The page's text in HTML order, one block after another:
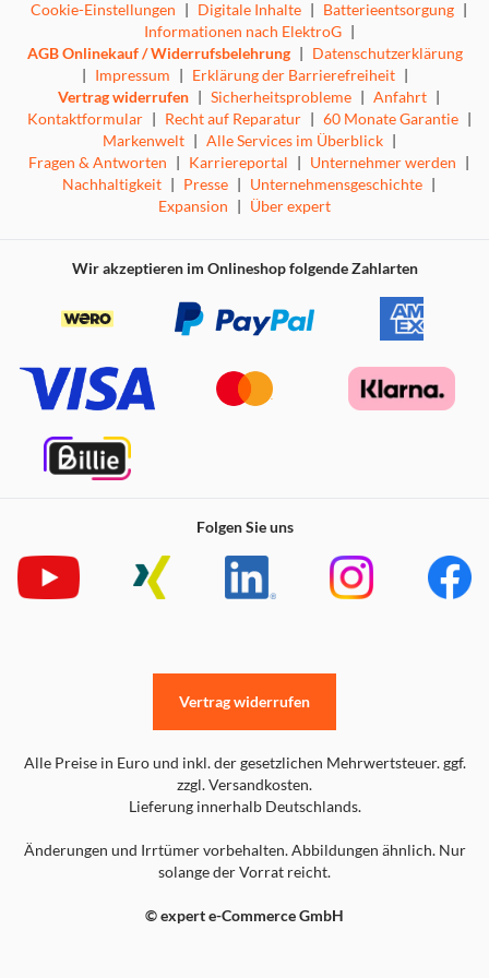
Cookie-Einstellungen | Digitale Inhalte | Batterieentsorgung |
Informationen nach ElektroG |
AGB Onlinekauf / Widerrufsbelehrung | Datenschutzerklärung
| Impressum | Erklärung der Barrierefreiheit |
Vertrag widerrufen | Sicherheitsprobleme | Anfahrt |
Kontaktformular | Recht auf Reparatur | 60 Monate Garantie |
Markenwelt | Alle Services im Überblick |
Fragen & Antworten | Karriereportal | Unternehmer werden |
Nachhaltigkeit | Presse | Unternehmensgeschichte |
Expansion | Über expert
Wir akzeptieren im Onlineshop folgende Zahlarten
Folgen Sie uns
Alle Preise in Euro und inkl. der gesetzlichen Mehrwertsteuer. ggf.
zzgl. Versandkosten.
Lieferung innerhalb Deutschlands.
Änderungen und Irrtümer vorbehalten. Abbildungen ähnlich. Nur
solange der Vorrat reicht.
© expert e-Commerce GmbH
Vertrag widerrufen